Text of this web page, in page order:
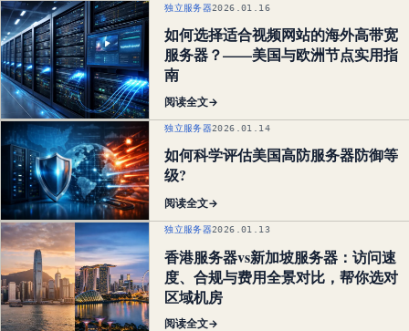
独立服务器2026.01.16
如何选择适合视频网站的海外高带宽
服务器？——美国与欧洲节点实用指
南
阅读全文→
独立服务器2026.01.14
如何科学评估美国高防服务器防御等
级?
阅读全文→
独立服务器2026.01.13
香港服务器vs新加坡服务器：访问速
度、合规与费用全景对比，帮你选对
区域机房
阅读全文→